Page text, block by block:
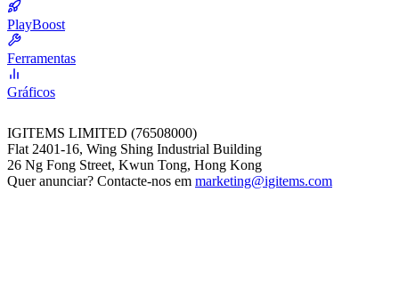
PlayBoost
Ferramentas
Gráficos
IGITEMS LIMITED (76508000)
Flat 2401-16, Wing Shing Industrial Building
26 Ng Fong Street, Kwun Tong, Hong Kong
Quer anunciar? Contacte-nos em marketing@igitems.com